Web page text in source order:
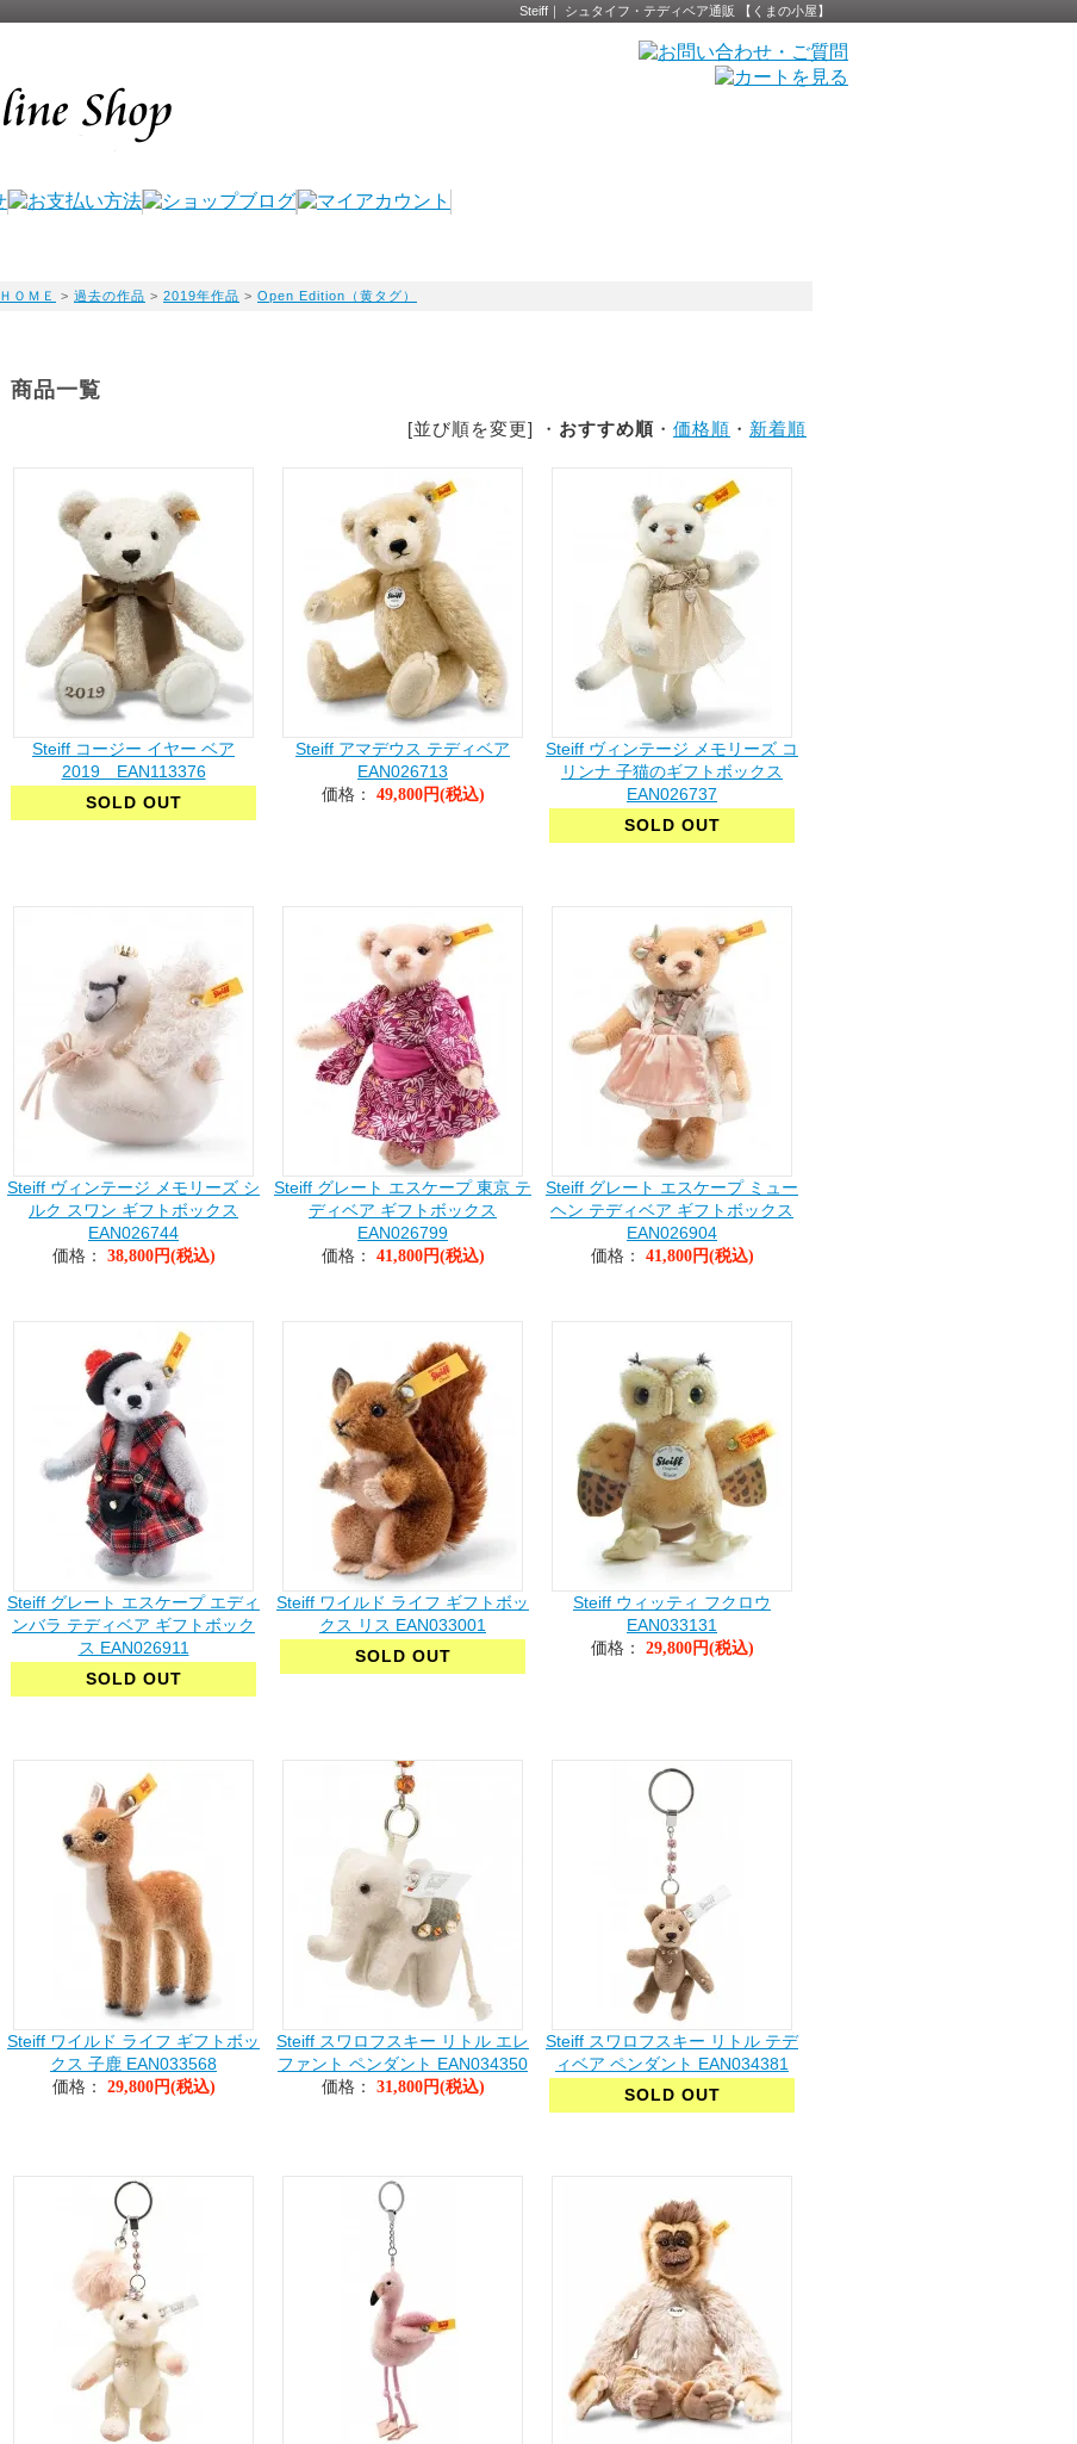
Steiff｜ シュタイフ・テディベア通販 【くまの小屋】
ＨＯＭＥ > 過去の作品 > 2019年作品 > Open Edition（黄タグ）
商品一覧
[並び順を変更] ・ おすすめ順 ・ 価格順 ・ 新着順
Steiff コージー イヤー ベア
2019 EAN113376
SOLD OUT
Steiff アマデウス テディベア
EAN026713
価格：
49,800円(税込)
Steiff ヴィンテージ メモリーズ コ
リンナ 子猫のギフトボックス
EAN026737
SOLD OUT
Steiff ヴィンテージ メモリーズ シ
ルク スワン ギフトボックス
EAN026744
価格：
38,800円(税込)
Steiff グレート エスケープ 東京 テ
ディベア ギフトボックス
EAN026799
価格：
41,800円(税込)
Steiff グレート エスケープ ミュー
ヘン テディベア ギフトボックス
EAN026904
価格：
41,800円(税込)
Steiff グレート エスケープ エディ
ンバラ テディベア ギフトボック
ス EAN026911
SOLD OUT
Steiff ワイルド ライフ ギフトボッ
クス リス EAN033001
SOLD OUT
Steiff ウィッティ フクロウ
EAN033131
価格：
29,800円(税込)
Steiff ワイルド ライフ ギフトボッ
クス 子鹿 EAN033568
価格：
29,800円(税込)
Steiff スワロフスキー リトル エレ
ファント ペンダント EAN034350
価格：
31,800円(税込)
Steiff スワロフスキー リトル テデ
ィベア ペンダント EAN034381
SOLD OUT